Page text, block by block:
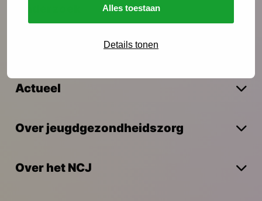
Alles toestaan
Details tonen
Actueel
Over jeugdgezondheidszorg
Over het NCJ